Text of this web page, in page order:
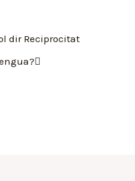
dir Reciprocitat